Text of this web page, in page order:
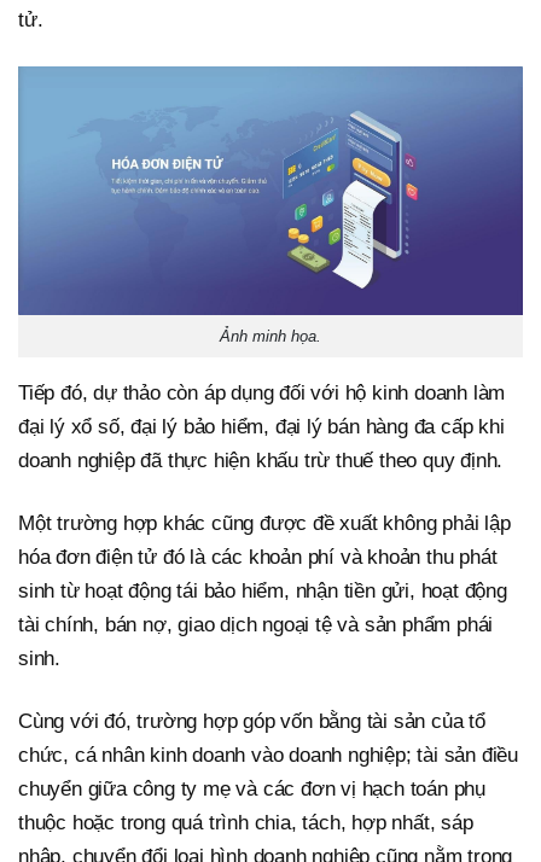
tử.
Ảnh minh họa.
Tiếp đó, dự thảo còn áp dụng đối với hộ kinh doanh làm
đại lý xổ số, đại lý bảo hiểm, đại lý bán hàng đa cấp khi
doanh nghiệp đã thực hiện khấu trừ thuế theo quy định.
Một trường hợp khác cũng được đề xuất không phải lập
hóa đơn điện tử đó là các khoản phí và khoản thu phát
sinh từ hoạt động tái bảo hiểm, nhận tiền gửi, hoạt động
tài chính, bán nợ, giao dịch ngoại tệ và sản phẩm phái
sinh.
Cùng với đó, trường hợp góp vốn bằng tài sản của tổ
chức, cá nhân kinh doanh vào doanh nghiệp; tài sản điều
chuyển giữa công ty mẹ và các đơn vị hạch toán phụ
thuộc hoặc trong quá trình chia, tách, hợp nhất, sáp
nhập, chuyển đổi loại hình doanh nghiệp cũng nằm trong